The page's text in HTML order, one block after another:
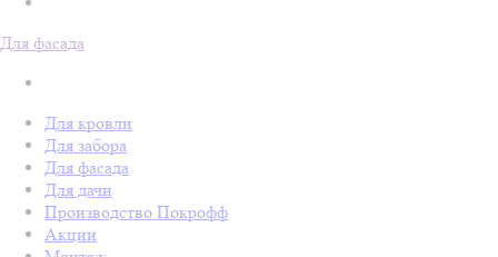
Для фасада
Для кровли
Для забора
Для фасада
Для дачи
Производство Покрофф
Акции